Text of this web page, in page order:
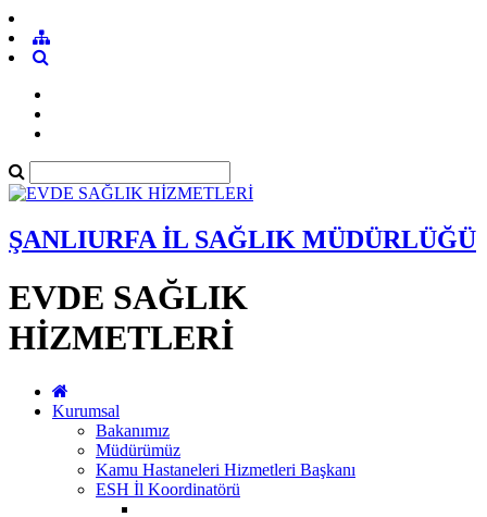
ŞANLIURFA İL SAĞLIK MÜDÜRLÜĞÜ
EVDE SAĞLIK
HİZMETLERİ
Kurumsal
Bakanımız
Müdürümüz
Kamu Hastaneleri Hizmetleri Başkanı
ESH İl Koordinatörü